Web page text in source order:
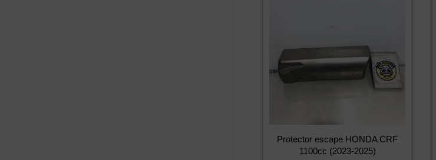
Protector escape HONDA CRF
1100cc (2023-2025)